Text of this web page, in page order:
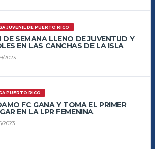
JUVENIL DE PUERTO RICO
DE SEMANA LLENO DE JUVENTUD Y
EN LAS CANCHAS DE LA ISLA
2023
PUERTO RICO
FC GANA Y TOMA EL PRIMER
EN LA LPR FEMENINA
2023